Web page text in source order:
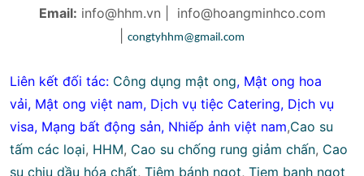
Email: info@hhm.vn
info@hoangminhco.com
congtyhhm@gmail.com
Liên kết đối tác: Công dụng mật ong, Mật ong hoa
vải, Mật ong việt nam, Dịch vụ tiệc Catering, Dịch vụ
visa, Mạng bất động sản, Nhiếp ảnh việt nam,Cao su
tấm các loại, HHM, Cao su chống rung giảm chấn, Cao
su chịu dầu hóa chất, Tiệm bánh ngọt, Tiem banh ngot